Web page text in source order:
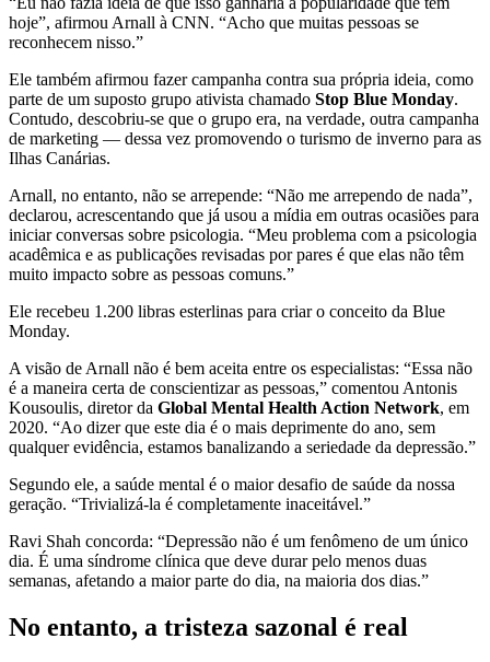
hoje”, afirmou Arnall à CNN. “Acho que muitas pessoas se
reconhecem nisso.”
Ele também afirmou fazer campanha contra sua própria ideia, como
parte de um suposto grupo ativista chamado Stop Blue Monday.
Contudo, descobriu-se que o grupo era, na verdade, outra campanha
de marketing — dessa vez promovendo o turismo de inverno para as
Ilhas Canárias.
Arnall, no entanto, não se arrepende: “Não me arrependo de nada”,
declarou, acrescentando que já usou a mídia em outras ocasiões para
iniciar conversas sobre psicologia. “Meu problema com a psicologia
acadêmica e as publicações revisadas por pares é que elas não têm
muito impacto sobre as pessoas comuns.”
Ele recebeu 1.200 libras esterlinas para criar o conceito da Blue
Monday.
A visão de Arnall não é bem aceita entre os especialistas: “Essa não
é a maneira certa de conscientizar as pessoas,” comentou Antonis
Kousoulis, diretor da Global Mental Health Action Network, em
2020. “Ao dizer que este dia é o mais deprimente do ano, sem
qualquer evidência, estamos banalizando a seriedade da depressão.”
Segundo ele, a saúde mental é o maior desafio de saúde da nossa
geração. “Trivializá-la é completamente inaceitável.”
Ravi Shah concorda: “Depressão não é um fenômeno de um único
dia. É uma síndrome clínica que deve durar pelo menos duas
semanas, afetando a maior parte do dia, na maioria dos dias.”
No entanto, a tristeza sazonal é real